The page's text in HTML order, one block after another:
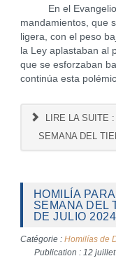
En el Evangelio
mandamientos, que
ligera, con el peso
la Ley aplastaban al
que se esforzaban
continúa esta
LIRE LA SUITE
SEMANA DEL
HOMILÍA
SEMANA DEL
DE JULIO
Catégorie : Homilías de
Publication : 12